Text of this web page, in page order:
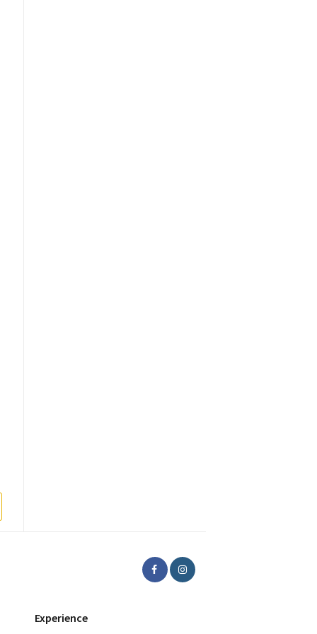
Experience